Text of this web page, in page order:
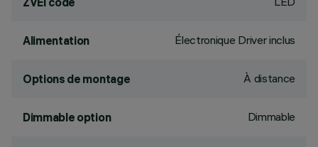
Alimentation Électronique Driver inclus
Options de montage À distance
Dimmable option Dimmable